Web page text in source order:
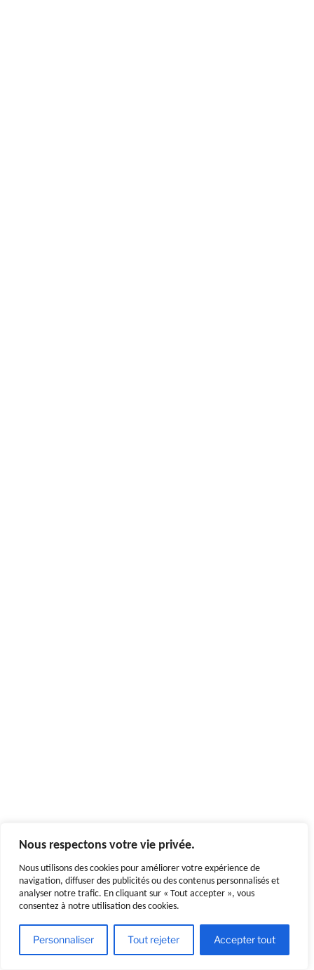
Nous respectons votre vie privée.
Nous utilisons des cookies pour améliorer votre expérience de
navigation, diffuser des publicités ou des contenus personnalisés et
analyser notre trafic. En cliquant sur « Tout accepter », vous
consentez à notre utilisation des cookies.
Personnaliser Tout rejeter Accepter tout